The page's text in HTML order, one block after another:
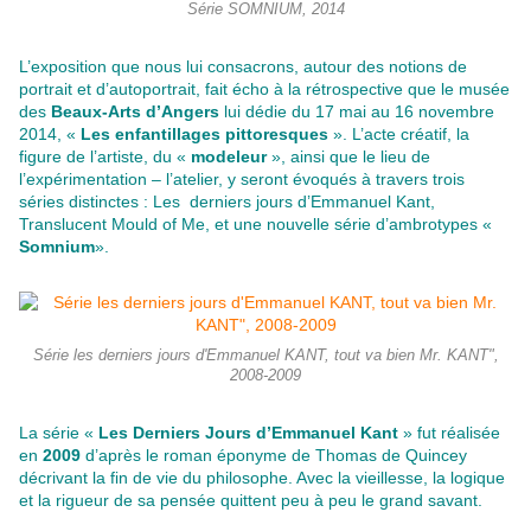
Série SOMNIUM, 2014
L’exposition que nous lui consacrons, autour des notions de
portrait et d’autoportrait, fait écho à la rétrospective que le musée
des Beaux-Arts d’Angers lui dédie du 17 mai au 16 novembre
2014, « Les enfantillages pittoresques ». L’acte créatif, la
figure de l’artiste, du « modeleur», ainsi que le lieu de
l’expérimentation – l’atelier, y seront évoqués à travers trois
séries distinctes : Les derniers jours d’Emmanuel Kant,
Translucent Mould of Me, et une nouvelle série d’ambrotypes «
Somnium».
Série les derniers jours d'Emmanuel KANT, tout va bien Mr. KANT",
2008-2009
La série « Les Derniers Jours d’Emmanuel Kant » fut réalisée
en 2009 d’après le roman éponyme de Thomas de Quincey
décrivant la fin de vie du philosophe. Avec la vieillesse, la logique
et la rigueur de sa pensée quittent peu à peu le grand savant.